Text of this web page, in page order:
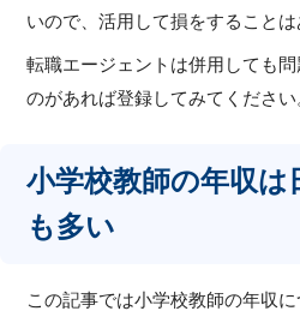
いので、活用して損をすることは
転職エージェントは併用しても
のがあれば登録してみてください
小学校教師の年収は
も多い
この記事では小学校教師の年収